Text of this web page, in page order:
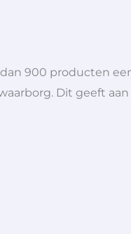
900 producten
Dit geeft